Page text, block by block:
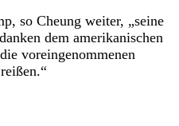
so Cheung weiter, „seine
dem amerikanischen
voreingenommenen